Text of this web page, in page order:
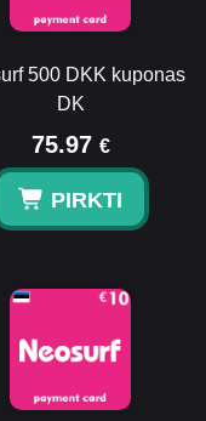
500 DKK kuponas
DK
75.97 €
PIRKTI